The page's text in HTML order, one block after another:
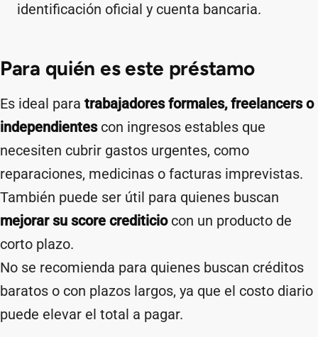
identificación oficial y cuenta bancaria.
Para quién es este préstamo
Es ideal para trabajadores formales, freelancers o
independientescon ingresos estables que
necesiten cubrir gastos urgentes, como
reparaciones, medicinas o facturas imprevistas.
También puede ser útil para quienes buscan
mejorar su score crediticiocon un producto de
corto plazo.
No se recomienda para quienes buscan créditos
baratos o con plazos largos, ya que el costo diario
puede elevar el total a pagar.